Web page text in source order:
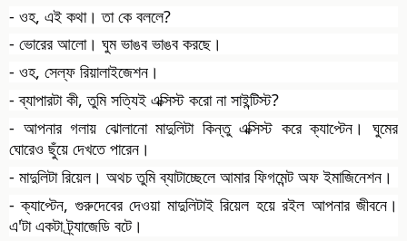
- ওহ, এই কথা। তা কে বললে?
- ভোরের আলো। ঘুম ভাঙব ভাঙব করছে।
- ওহ, সেল্‌ফ রিয়ালাইজেশন।
- ব্যাপারটা কী, তুমি সত্যিই এক্সিস্ট করো না সাইন্টিস্ট?
- আপনার গলায় ঝোলানো মাদুলিটা কিন্তু এক্সিস্ট করে ক্যাপ্টেন। ঘুমের
ঘোরেও ছুঁয়ে দেখতে পারেন।
- মাদুলিটা রিয়েল। অথচ তুমি ব্যাটাচ্ছেলে আমার ফিগমেন্ট অফ ইমাজিনেশন।
- ক্যাপ্টেন, গুরুদেবের দেওয়া মাদুলিটাই রিয়েল হয়ে রইল আপনার জীবনে।
এ'টা একটা ট্র্যাজেডি বটে।